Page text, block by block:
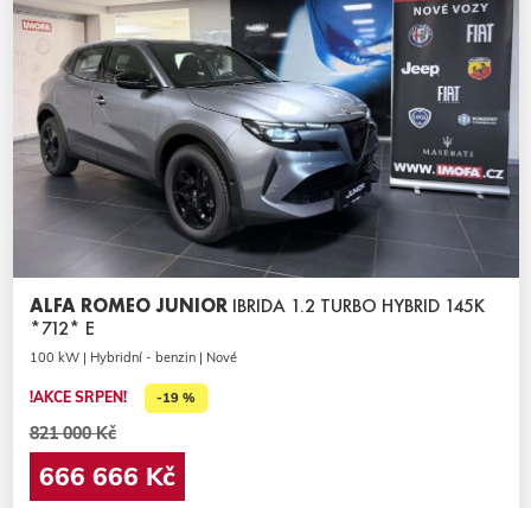
ALFA ROMEO JUNIOR IBRIDA 1.2 TURBO HYBRID 145K
*712* E
100 kW | Hybridní - benzin | Nové
!AKCE SRPEN! -19 %
821 000 Kč
666 666 Kč